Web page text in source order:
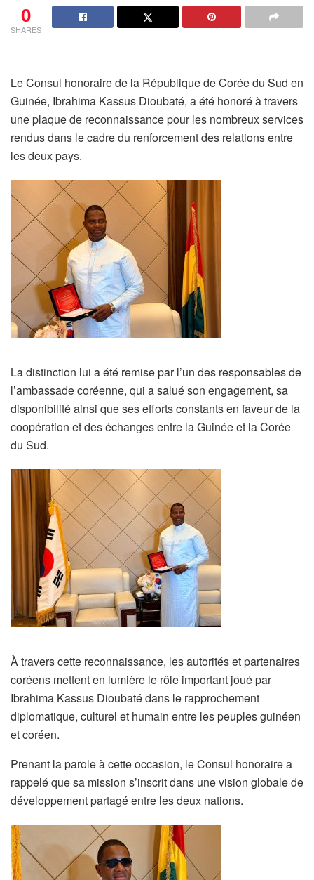
0
SHARES
Le Consul honoraire de la République de Corée du Sud en
Guinée, Ibrahima Kassus Dioubaté, a été honoré à travers
une plaque de reconnaissance pour les nombreux services
rendus dans le cadre du renforcement des relations entre
les deux pays.
La distinction lui a été remise par l’un des responsables de
l’ambassade coréenne, qui a salué son engagement, sa
disponibilité ainsi que ses efforts constants en faveur de la
coopération et des échanges entre la Guinée et la Corée
du Sud.
À travers cette reconnaissance, les autorités et partenaires
coréens mettent en lumière le rôle important joué par
Ibrahima Kassus Dioubaté dans le rapprochement
diplomatique, culturel et humain entre les peuples guinéen
et coréen.
Prenant la parole à cette occasion, le Consul honoraire a
rappelé que sa mission s’inscrit dans une vision globale de
développement partagé entre les deux nations.